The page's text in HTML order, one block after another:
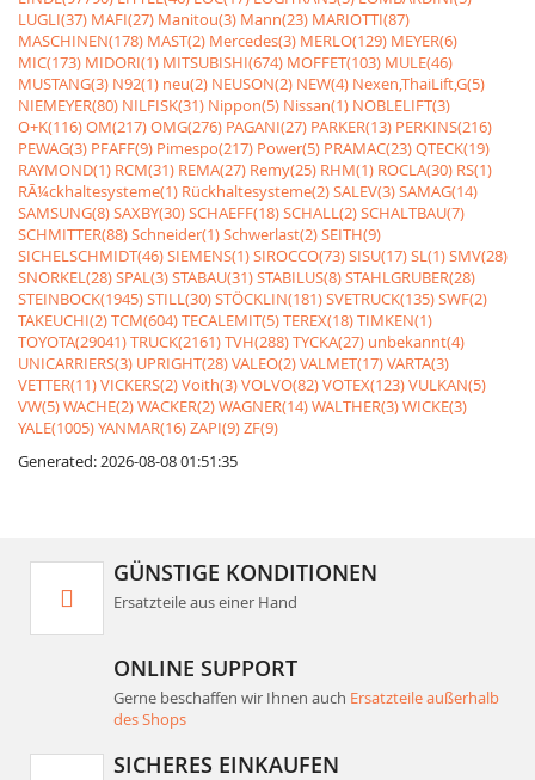
LUGLI(37) MAFI(27) Manitou(3) Mann(23) MARIOTTI(87)
MASCHINEN(178) MAST(2) Mercedes(3) MERLO(129) MEYER(6)
MIC(173) MIDORI(1) MITSUBISHI(674) MOFFET(103) MULE(46)
MUSTANG(3) N92(1) neu(2) NEUSON(2) NEW(4) Nexen,ThaiLift,G(5)
NIEMEYER(80) NILFISK(31) Nippon(5) Nissan(1) NOBLELIFT(3)
O+K(116)OM(217)OMG(276) PAGANI(27) PARKER(13) PERKINS(216)
PEWAG(3) PFAFF(9) Pimespo(217) Power(5) PRAMAC(23)QTECK(19)
RAYMOND(1) RCM(31) REMA(27) Remy(25) RHM(1) ROCLA(30) RS(1)
RÃ¼ckhaltesysteme(1) Rückhaltesysteme(2)SALEV(3)SAMAG(14)
SAMSUNG(8)SAXBY(30)SCHAEFF(18)SCHALL(2)SCHALTBAU(7)
SCHMITTER(88)Schneider(1)Schwerlast(2)SEITH(9)
SICHELSCHMIDT(46)SIEMENS(1)SIROCCO(73)SISU(17)SL(1)SMV(28)
SNORKEL(28)SPAL(3)STABAU(31)STABILUS(8)STAHLGRUBER(28)
STEINBOCK(1945)STILL(30)STÖCKLIN(181)SVETRUCK(135)SWF(2)
TAKEUCHI(2)TCM(604)TECALEMIT(5)TEREX(18)TIMKEN(1)
TOYOTA(29041)TRUCK(2161)TVH(288)TYCKA(27) unbekannt(4)
UNICARRIERS(3) UPRIGHT(28)VALEO(2)VALMET(17)VARTA(3)
VETTER(11)VICKERS(2)Voith(3)VOLVO(82)VOTEX(123)VULKAN(5)
VW(5)WACHE(2)WACKER(2)WAGNER(14)WALTHER(3)WICKE(3)
YALE(1005)YANMAR(16)ZAPI(9)ZF(9)
Generated: 2026-08-08 01:51:35
GÜNSTIGE KONDITIONEN
Ersatzteile aus einer Hand
ONLINE SUPPORT
Gerne beschaffen wir Ihnen auch Ersatzteile außerhalb
des Shops
SICHERES EINKAUFEN